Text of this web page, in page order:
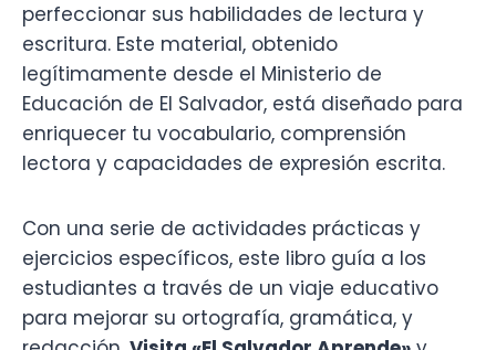
perfeccionar sus habilidades de lectura y
escritura. Este material, obtenido
legítimamente desde el Ministerio de
Educación de El Salvador, está diseñado para
enriquecer tu vocabulario, comprensión
lectora y capacidades de expresión escrita.
Con una serie de actividades prácticas y
ejercicios específicos, este libro guía a los
estudiantes a través de un viaje educativo
para mejorar su ortografía, gramática, y